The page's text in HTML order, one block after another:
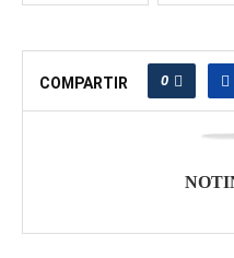
COMPARTIR 0